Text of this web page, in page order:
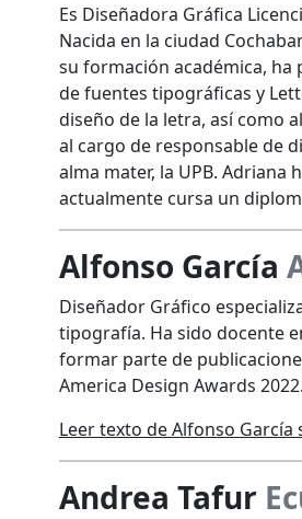
Es Diseñadora Gráfica
Nacida en la ciudad
su formación académica, ha
de fuentes tipográficas y
diseño de la letra, así como
al cargo de responsable de
alma mater, la UPB.
actualmente cursa un
Alfonso García
Diseñador Gráfico
tipografía. Ha sido docente
formar parte de
America Design Awards
Leer texto de Alfonso García
Andrea Tafur